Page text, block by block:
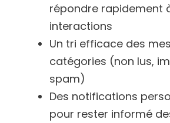
répondre rapidement
interactions
Un tri efficace des
catégories (non lus,
spam)
Des notifications
pour rester informé